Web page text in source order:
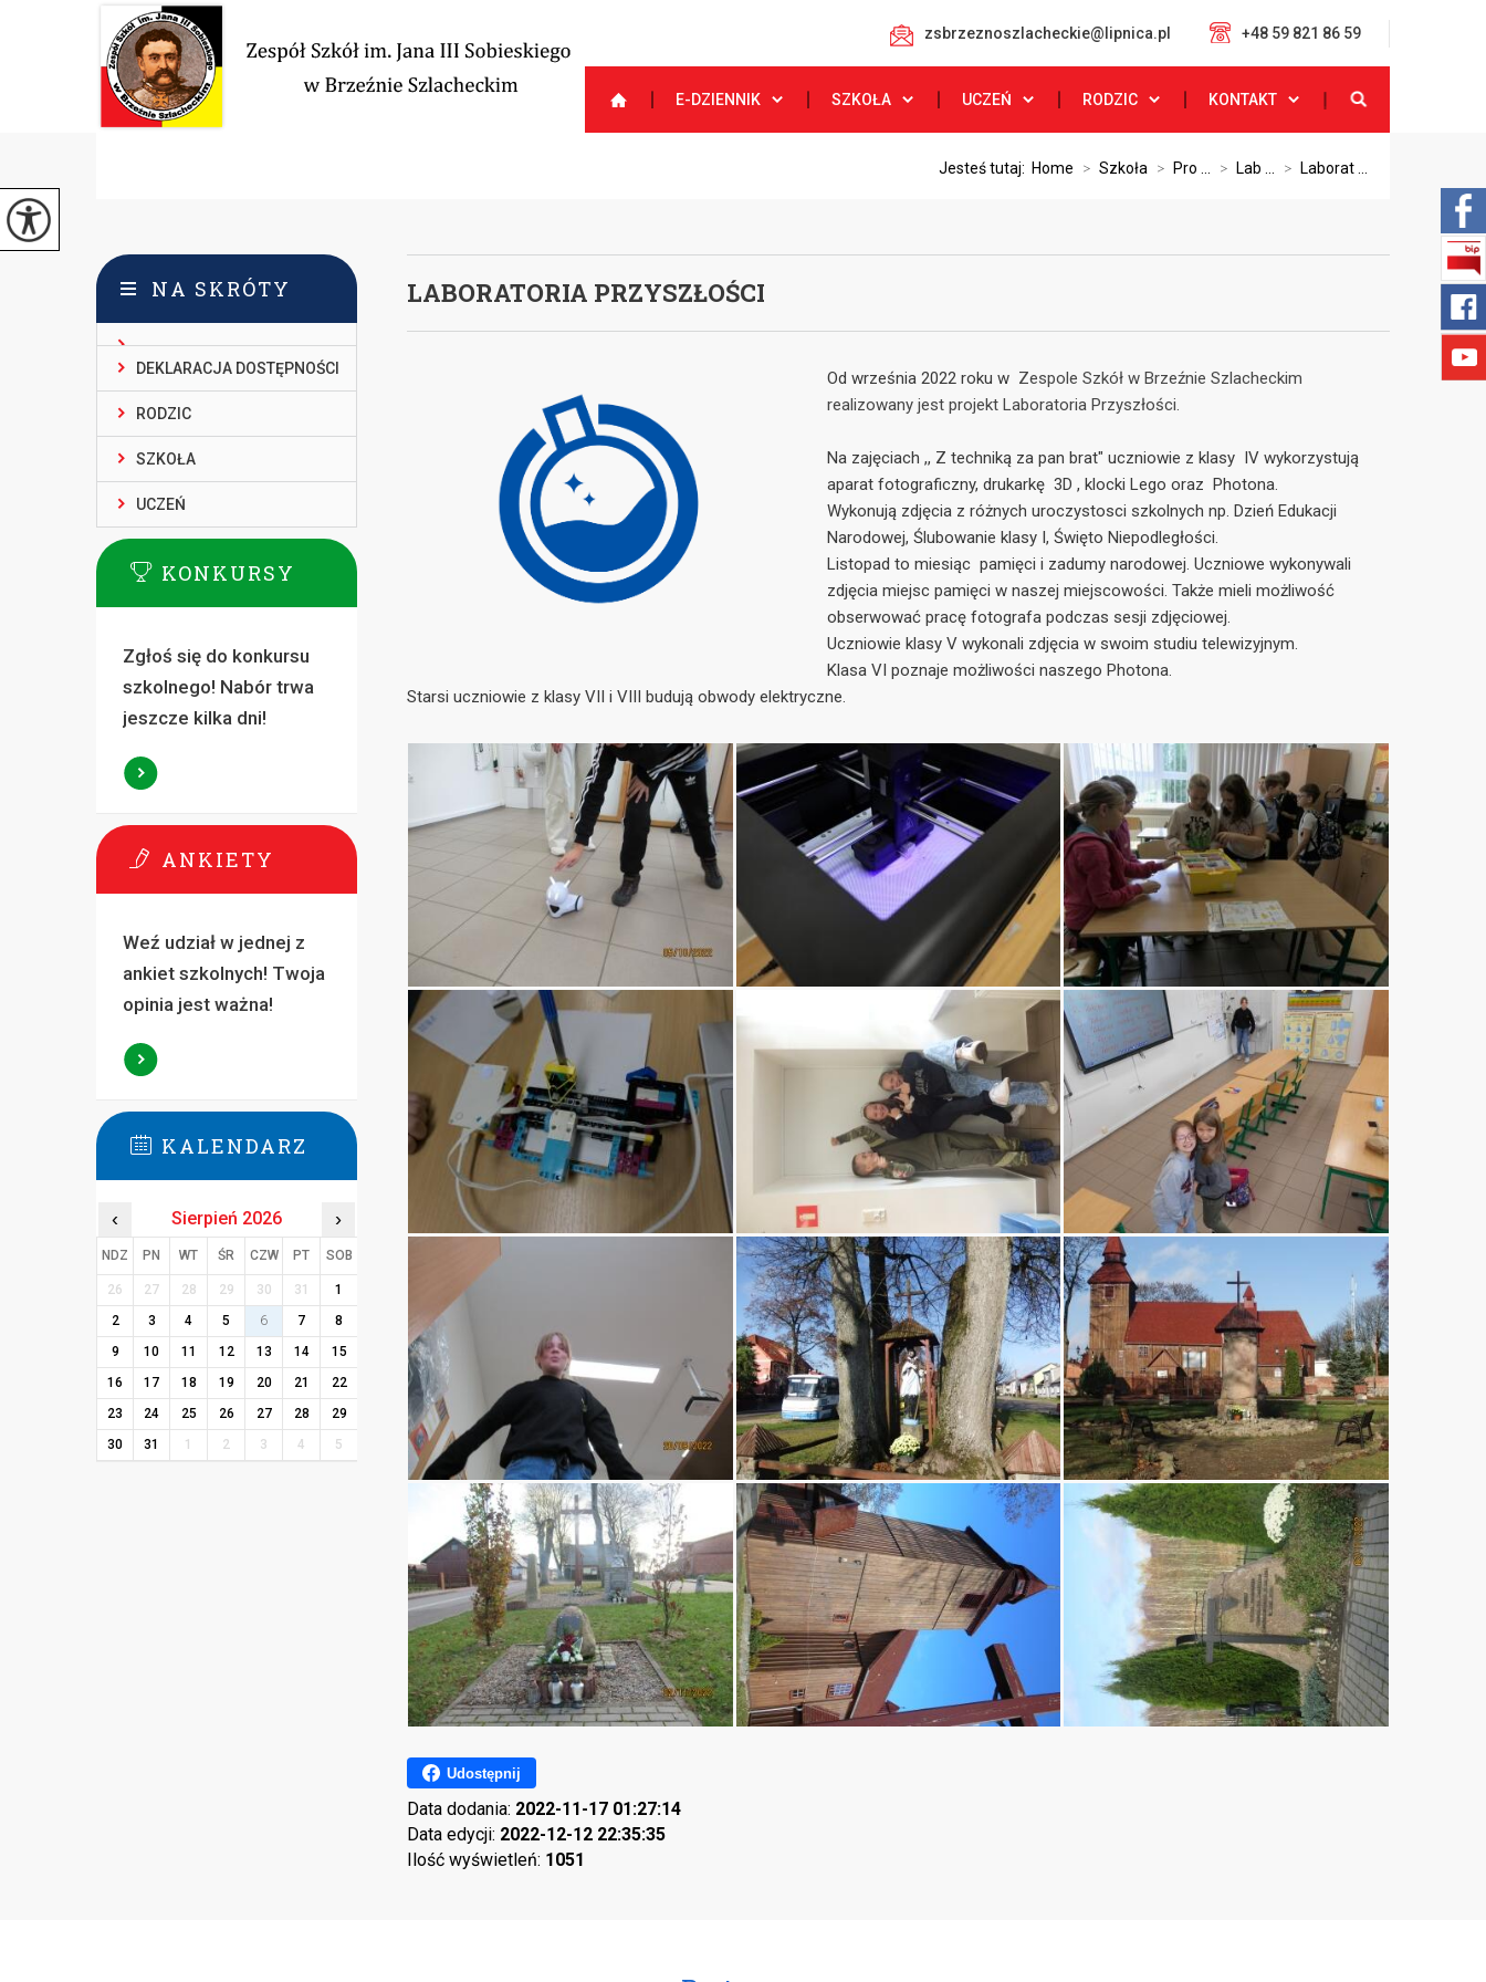
zsbrzeznoszlacheckie@lipnica.pl +48 59 821 86 59
E-DZIENNIK SZKOŁA UCZEŃ RODZIC KONTAKT
Jesteś tutaj: Home > Szkoła > Pro ... > Lab ... > Laborat ...
LABORATORIA PRZYSZŁOŚCI
Od września 2022 roku w Zespole Szkół w Brzeźnie Szlacheckim
realizowany jest projekt Laboratoria Przyszłości.
Na zajęciach ,, Z techniką za pan brat" uczniowie z klasy IV wykorzystują
aparat fotograficzny, drukarkę 3D , klocki Lego oraz Photona.
Wykonują zdjęcia z różnych uroczystosci szkolnych np. Dzień Edukacji
Narodowej, Ślubowanie klasy I, Święto Niepodległości.
Listopad to miesiąc pamięci i zadumy narodowej. Uczniowe wykonywali
zdjęcia miejsc pamięci w naszej miejscowości. Także mieli możliwość
obserwować pracę fotografa podczas sesji zdjęciowej.
Uczniowie klasy V wykonali zdjęcia w swoim studiu telewizyjnym.
Klasa VI poznaje możliwości naszego Photona.
Starsi uczniowie z klasy VII i VIII budują obwody elektryczne.
Udostępnij
Data dodania: 2022-11-17 01:27:14
Data edycji: 2022-12-12 22:35:35
Ilość wyświetleń: 1051
NA SKRÓTY
DEKLARACJA DOSTĘPNOŚCI
RODZIC
SZKOŁA
UCZEŃ
KONKURSY
Zgłoś się do konkursu
szkolnego! Nabór trwa
jeszcze kilka dni!
ANKIETY
Weź udział w jednej z
ankiet szkolnych! Twoja
opinia jest ważna!
KALENDARZ
‹ Sierpień 2026 ›
NDZ PN WT ŚR CZW PT SOB
26 27 28 29 30 31
1
2
3 4 5 6 7
8
9
10 11 12 13 14
15
16
17 18 19 20 21
22
23
24 25 26 27 28
29
30
31 1 2 3 4 5